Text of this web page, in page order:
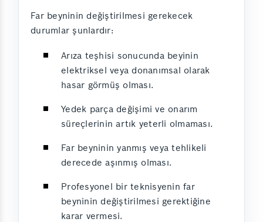
Far beyninin değiştirilmesi gerekecek
durumlar şunlardır:
Arıza teşhisi sonucunda beyinin
elektriksel veya donanımsal olarak
hasar görmüş olması.
Yedek parça değişimi ve onarım
süreçlerinin artık yeterli olmaması.
Far beyninin yanmış veya tehlikeli
derecede aşınmış olması.
Profesyonel bir teknisyenin far
beyninin değiştirilmesi gerektiğine
karar vermesi.